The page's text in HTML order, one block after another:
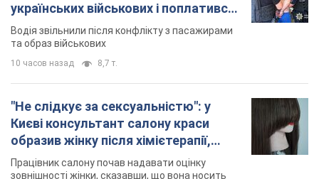
українських військових і поплатився.
Відео
Водія звільнили після конфлікту з пасажирами
та образ військових
10 часов назад 8,7 т.
"Не слідкує за сексуальністю": у
Києві консультант салону краси
образив жінку після хімієтерапії,
розгорівся скандал. Фото
Працівник салону почав надавати оцінку
зовнішності жінки, сказавши, що вона носить